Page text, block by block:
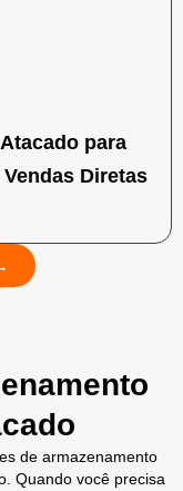
para
Diretas
de armazenamento
Quando você precisa